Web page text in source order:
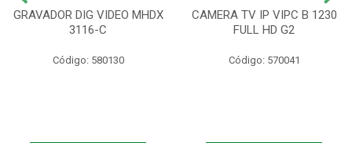
GRAVADOR DIG VIDEO MHDX
3116-C
Código: 580130
CAMERA TV IP VIPC B 1230
FULL HD G2
Código: 570041